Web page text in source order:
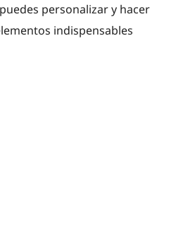
personalizar y hacer
indispensables